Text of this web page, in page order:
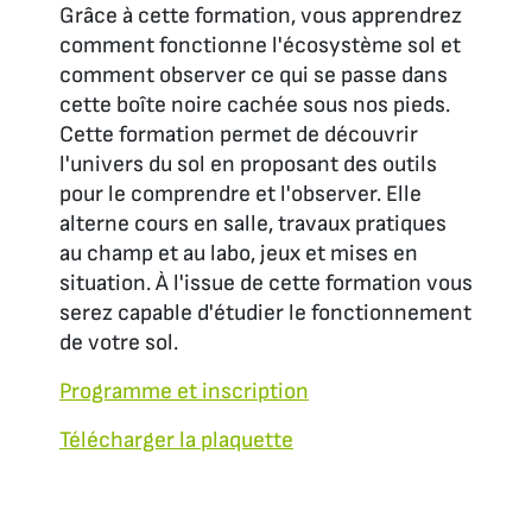
Grâce à cette formation, vous apprendrez
comment fonctionne l'écosystème sol et
comment observer ce qui se passe dans
cette boîte noire cachée sous nos pieds.
Cette formation permet de découvrir
l'univers du sol en proposant des outils
pour le comprendre et l'observer. Elle
alterne cours en salle, travaux pratiques
au champ et au labo, jeux et mises en
situation. À l'issue de cette formation vous
serez capable d'étudier le fonctionnement
de votre sol.
Programme et inscription
Télécharger la plaquette